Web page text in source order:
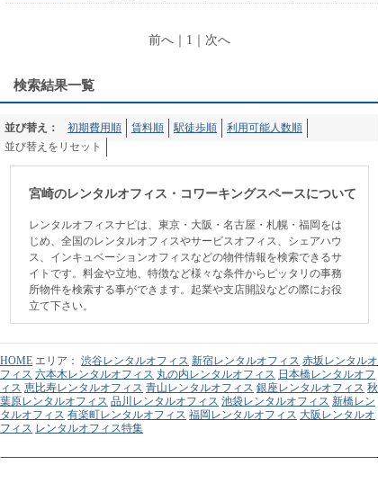
前へ｜ 1 次へ
検索結果一覧
並び替え： 初期費用順 賃料順 駅徒歩順
利用可能人数順
並び替えをリセット
宮崎のレンタルオフィス・コワーキングスペースについて
レンタルオフィスナビは、東京・大阪・名古屋・札幌・福岡をは
じめ、全国のレンタルオフィスやサービスオフィス、シェアハウ
ス、インキュベーションオフィスなどの物件情報を検索できるサ
イトです。料金や立地、特徴など様々な条件からピッタリの事務
所物件を検索する事ができます。起業や支店開設などの際にお役
立て下さい。
HOME エリア： 渋谷レンタルオフィス 新宿レンタルオフィス 赤坂レンタルオ
フィス 六本木レンタルオフィス 丸の内レンタルオフィス 日本橋レンタルオフ
ィス 恵比寿レンタルオフィス 青山レンタルオフィス 銀座レンタルオフィス 秋
葉原レンタルオフィス 品川レンタルオフィス 池袋レンタルオフィス 新橋レン
タルオフィス 有楽町レンタルオフィス 福岡レンタルオフィス 大阪レンタルオ
フィス レンタルオフィス特集